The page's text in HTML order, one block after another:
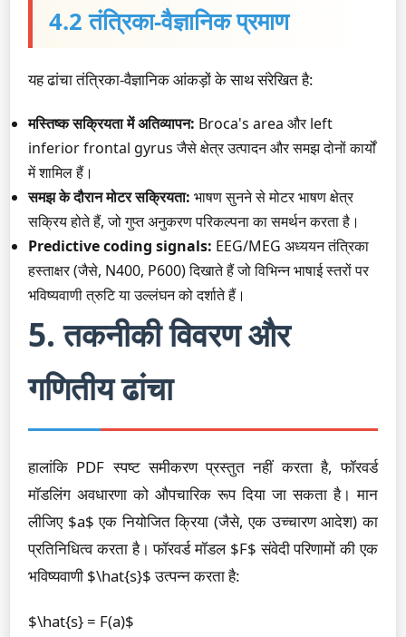
4.2 तंत्रिका-वैज्ञानिक प्रमाण
यह ढांचा तंत्रिका-वैज्ञानिक आंकड़ों के साथ संरेखित है:
मस्तिष्क सक्रियता में अतिव्यापन: Broca's area और left
inferior frontal gyrus जैसे क्षेत्र उत्पादन और समझ दोनों कार्यों
में शामिल हैं।
समझ के दौरान मोटर सक्रियता: भाषण सुनने से मोटर भाषण क्षेत्र
सक्रिय होते हैं, जो गुप्त अनुकरण परिकल्पना का समर्थन करता है।
Predictive coding signals: EEG/MEG अध्ययन तंत्रिका
हस्ताक्षर (जैसे, N400, P600) दिखाते हैं जो विभिन्न भाषाई स्तरों पर
भविष्यवाणी त्रुटि या उल्लंघन को दर्शाते हैं।
5. तकनीकी विवरण और
गणितीय ढांचा
हालांकि PDF स्पष्ट समीकरण प्रस्तुत नहीं करता है, फॉरवर्ड
मॉडलिंग अवधारणा को औपचारिक रूप दिया जा सकता है। मान
लीजिए $a$ एक नियोजित क्रिया (जैसे, एक उच्चारण आदेश) का
प्रतिनिधित्व करता है। फॉरवर्ड मॉडल $F$ संवेदी परिणामों की एक
भविष्यवाणी $\hat{s}$ उत्पन्न करता है:
$\hat{s} = F(a)$